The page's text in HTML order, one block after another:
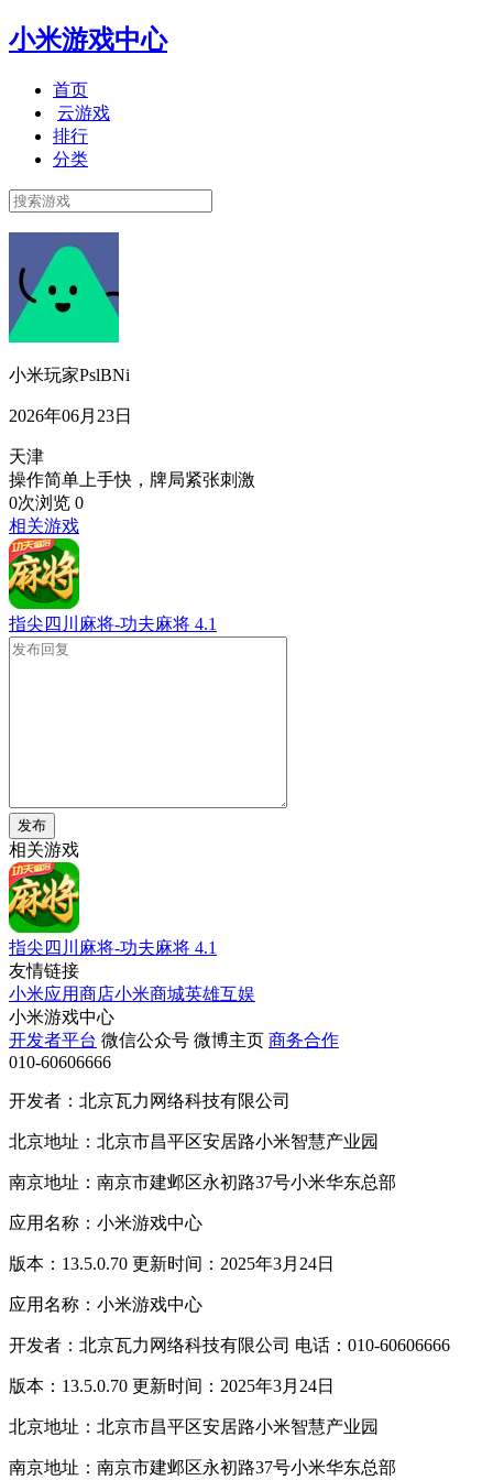
小米游戏中心
首页
云游戏
排行
分类
小米玩家PslBNi
2026年06月23日
天津
操作简单上手快，牌局紧张刺激
0次浏览 0
相关游戏
指尖四川麻将-功夫麻将 4.1
发布
相关游戏
指尖四川麻将-功夫麻将 4.1
友情链接
小米应用商店小米商城英雄互娱
小米游戏中心
开发者平台 微信公众号 微博主页 商务合作
010-60606666
开发者：北京瓦力网络科技有限公司
北京地址：北京市昌平区安居路小米智慧产业园
南京地址：南京市建邺区永初路37号小米华东总部
应用名称：小米游戏中心
版本：13.5.0.70 更新时间：2025年3月24日
应用名称：小米游戏中心
开发者：北京瓦力网络科技有限公司 电话：010-60606666
版本：13.5.0.70 更新时间：2025年3月24日
北京地址：北京市昌平区安居路小米智慧产业园
南京地址：南京市建邺区永初路37号小米华东总部